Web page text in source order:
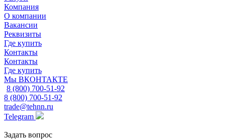
Компания
О компании
Вакансии
Реквизиты
Где купить
Контакты
Контакты
Где купить
Мы ВКОНТАКТЕ
8 (800) 700-51-92
8 (800) 700-51-92
trade@tehnn.ru
Telegram
Задать вопрос